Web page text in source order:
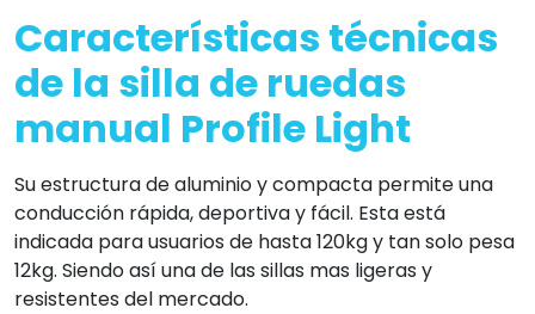
Características técnicas
de la silla de ruedas
manual Profile Light
Su estructura de aluminio y compacta permite una
conducción rápida, deportiva y fácil. Esta está
indicada para usuarios de hasta 120kg y tan solo pesa
12kg. Siendo así una de las sillas mas ligeras y
resistentes del mercado.